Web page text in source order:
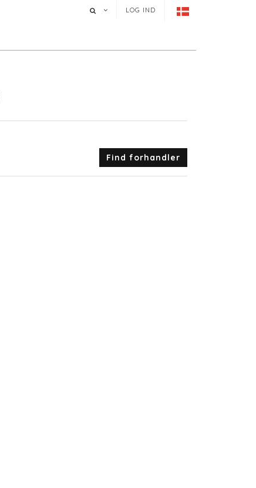
LOG IND
Find forhandler